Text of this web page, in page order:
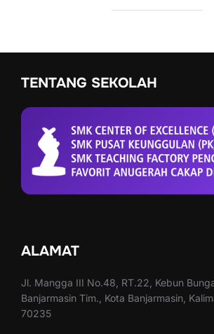
TENTANG SEKOLAH
ALAMAT
Jl. Mangga III No.48, RT.22, Kebun
Banjarmasin Tim., Kota Banjarmasin,
70235